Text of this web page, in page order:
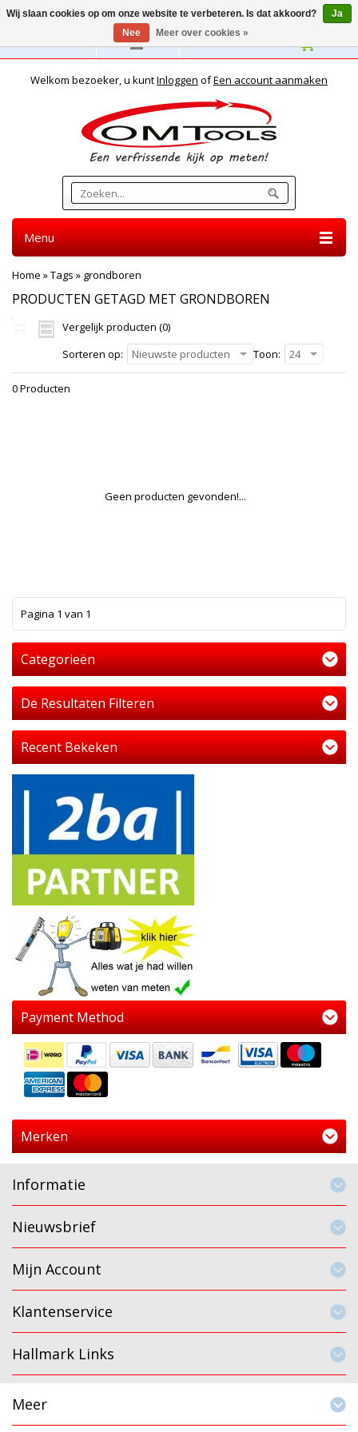
Nederlands
Welkom bezoeker, u kuntInloggen ofEen account aanmaken
Menu
Home »Tags » grondboren
PRODUCTEN GETAGD MET GRONDBOREN
Vergelijk producten (0)
Sorteren op:
Nieuwste producten Toon: 24
0 Producten
Geen producten gevonden!...
Pagina 1 van 1
Categorieën
De Resultaten Filteren
Recent Bekeken
Payment Method
Merken
Informatie
Nieuwsbrief
Mijn Account
Klantenservice
Hallmark Links
Meer
Wij slaan cookies op om onze website te verbeteren. Is dat akkoord?
Ja
Nee
Meer over cookies »